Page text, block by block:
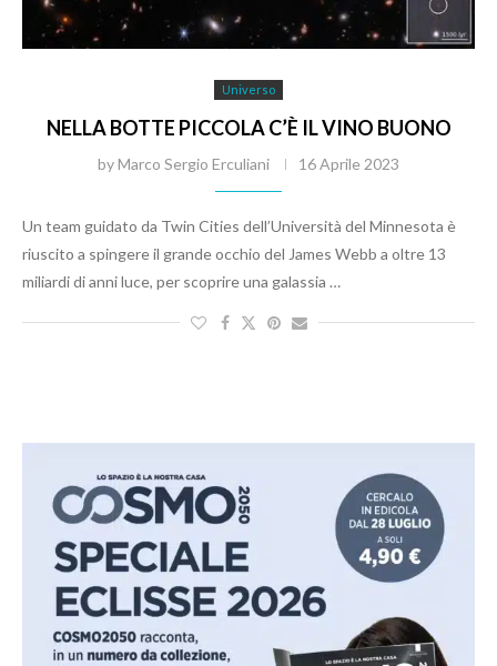
Universo
NELLA BOTTE PICCOLA C’È IL VINO BUONO
byMarco Sergio Erculiani 16 Aprile 2023
Un team guidato da Twin Cities dell’Università del Minnesota è
riuscito a spingere il grande occhio del James Webb a oltre 13
miliardi di anni luce, per scoprire una galassia …